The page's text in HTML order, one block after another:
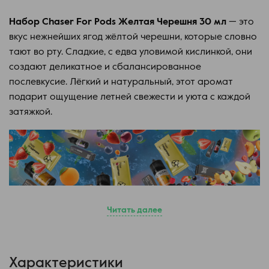
Набор Chaser For Pods Желтая Черешня 30 мл — это
вкус нежнейших ягод жёлтой черешни, которые словно
тают во рту. Сладкие, с едва уловимой кислинкой, они
создают деликатное и сбалансированное
послевкусие. Лёгкий и натуральный, этот аромат
подарит ощущение летней свежести и уюта с каждой
затяжкой.
вейперов, измученных акцизом. В отличие от
Читать далее
Характеристики